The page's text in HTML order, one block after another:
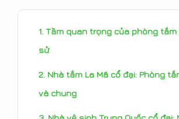
Tầm quan trọng của phòng
sử
Nhà tắm La Mã cổ đại: Phòng
và chung